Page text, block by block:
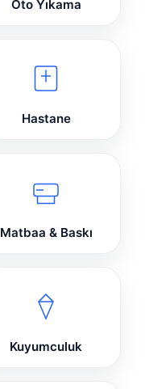
Oto Yıkama
Hastane
Matbaa & Baskı
Kuyumculuk